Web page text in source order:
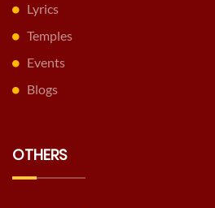
Lyrics
Temples
Events
Blogs
OTHERS